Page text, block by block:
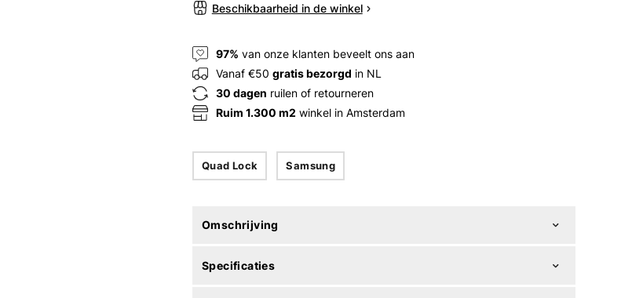
Beschikbaarheid in de winkel
97% van onze klanten beveelt ons aan
Vanaf €50 gratis bezorgd in NL
30 dagen ruilen of retourneren
Ruim 1.300 m2 winkel in Amsterdam
Quad Lock Samsung
Omschrijving
Specificaties